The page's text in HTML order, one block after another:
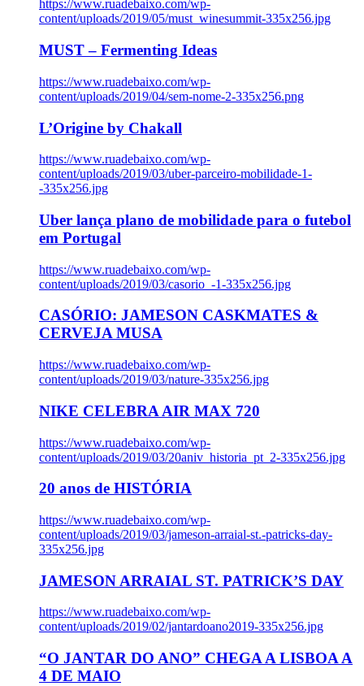
https://www.ruadebaixo.com/wp-
content/uploads/2019/05/must_winesummit-335x256.jpg
MUST – Fermenting Ideas
https://www.ruadebaixo.com/wp-
content/uploads/2019/04/sem-nome-2-335x256.png
L’Origine by Chakall
https://www.ruadebaixo.com/wp-
content/uploads/2019/03/uber-parceiro-mobilidade-1-
-335x256.jpg
Uber lança plano de mobilidade para o futebol
em Portugal
https://www.ruadebaixo.com/wp-
content/uploads/2019/03/casorio_-1-335x256.jpg
CASÓRIO: JAMESON CASKMATES &
CERVEJA MUSA
https://www.ruadebaixo.com/wp-
content/uploads/2019/03/nature-335x256.jpg
NIKE CELEBRA AIR MAX 720
https://www.ruadebaixo.com/wp-
content/uploads/2019/03/20aniv_historia_pt_2-335x256.jpg
20 anos de HISTÓRIA
https://www.ruadebaixo.com/wp-
content/uploads/2019/03/jameson-arraial-st.-patricks-day-
335x256.jpg
JAMESON ARRAIAL ST. PATRICK’S DAY
https://www.ruadebaixo.com/wp-
content/uploads/2019/02/jantardoano2019-335x256.jpg
“O JANTAR DO ANO” CHEGA A LISBOA A
4 DE MAIO